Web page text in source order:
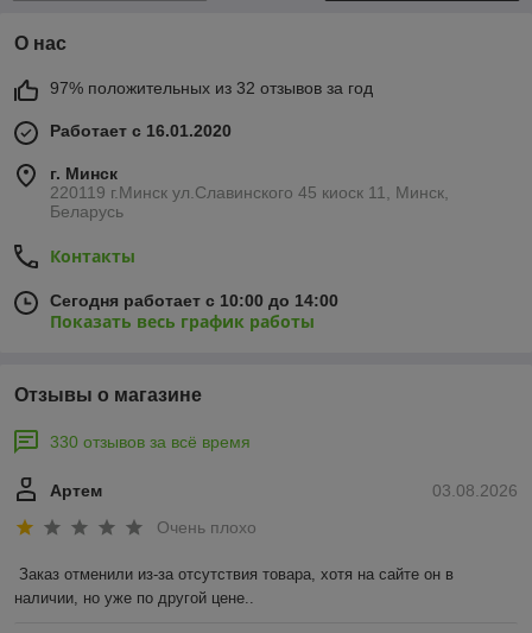
О нас
97% положительных из 32 отзывов за год
Работает с 16.01.2020
г. Минск
220119 г.Минск ул.Славинского 45 киоск 11, Минск,
Беларусь
Контакты
Сегодня работает с 10:00 до 14:00
Показать весь график работы
Отзывы о магазине
330 отзывов за всё время
03.08.2026
Артем
Очень плохо
Заказ отменили из-за отсутствия товара, хотя на сайте он в
наличии, но уже по другой цене..